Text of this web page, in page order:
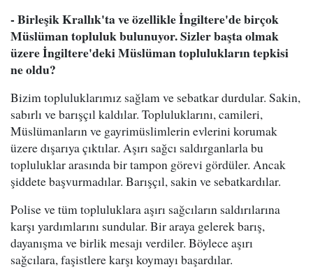
- Birleşik Krallık'ta ve özellikle İngiltere'de birçok
Müslüman topluluk bulunuyor. Sizler başta olmak
üzere İngiltere'deki Müslüman toplulukların tepkisi
ne oldu?
Bizim topluluklarımız sağlam ve sebatkar durdular. Sakin,
sabırlı ve barışçıl kaldılar. Topluluklarını, camileri,
Müslümanların ve gayrimüslimlerin evlerini korumak
üzere dışarıya çıktılar. Aşırı sağcı saldırganlarla bu
topluluklar arasında bir tampon görevi gördüler. Ancak
şiddete başvurmadılar. Barışçıl, sakin ve sebatkardılar.
Polise ve tüm topluluklara aşırı sağcıların saldırılarına
karşı yardımlarını sundular. Bir araya gelerek barış,
dayanışma ve birlik mesajı verdiler. Böylece aşırı
sağcılara, faşistlere karşı koymayı başardılar.